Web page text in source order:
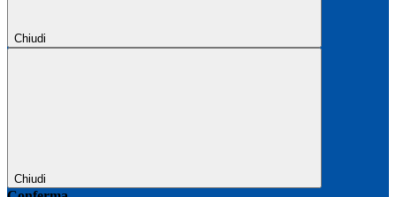
Chiudi
Chiudi